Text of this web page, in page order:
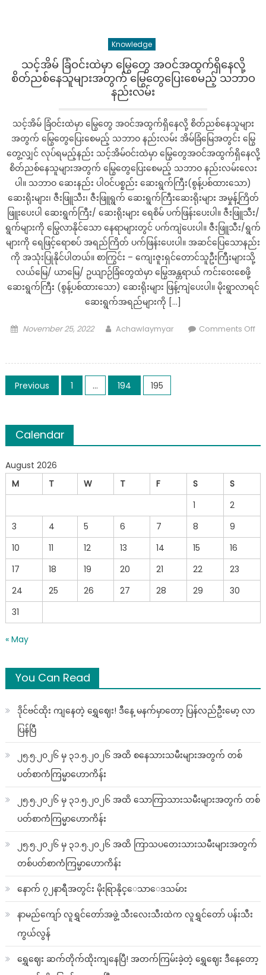
ယာ
က္
ရဲ႕
မ
ရွ
တ
မ္း
ေျ
ပာျ
ပ
ထား
တဲ့
ရ
င္
စ
ကား
မ်ား..
Knowledge
သင့်အိမ် ခြံဝင်းထဲမှာ မြွေတွေ အဝင်အထွက်ရှိနေလို့
စိတ်ညစ်နေသူများအတွက် မြွေတွေပြေးစေမည့် သဘာဝ
နည်းလမ်း
သင့်အိမ် ခြံဝင်းထဲမှာ မြွေတွေ အဝင်အထွက်ရှိနေလို့ စိတ်ညစ်နေသူများ
အတွက် မြွေတွေပြေးစေမည့် သဘာဝ နည်းလမ်း အိမ်ခြံမြေအတွင်း မြွေ
တွေ့လျှင် လုပ်ရမည့်နည်း သင့်အိမ်ဝင်းထဲမှာ မြွေတွေအဝင်အထွက်ရှိနေလို့
စိတ်ညစ်နေသူများအတွက် မြွေတွေပြေးစေမည့် သဘာဝ နည်းလမ်းလေး
ပါ။ သဘာဝ ဆေးနည်း ပါဝင်ပစ္စည်း ဆေးရွက်ကြီး(စွန့်ပစ်ထားသော)
ဆေးရိုးများ၊ ဇီးဖြူသီး၊ ဇီးဖြူရွက် ဆေးရွက်ကြီးဆေးရိုးများ အမှုန့်ကြိတ်
ဖြူးပေးပါ ဆေးရွက်ကြီး/ ဆေးရိုးများ ရေစိမ် ပက်ဖြန်းပေးပါ။ ဇီးဖြူသီး/
ရွက်များကို မြွေလာနိုင်သော နေရာများတွင် ပက်ကျဲပေးပါ။ ဇီးဖြူသီး/ရွက်
များကို ရေဖြင့်ရောစပ် အရည်ကြိတ် ပက်ဖြန်းပေးပါ။ အဆင်ပြေသောနည်း
ကို အသုံးပြုနိုင်ပါတယ်။ စာကြွင်း – ကျေးဇူးရှင်တောင်သူဦးကြီးများသို့
လယ်မြေ/ ယာမြေ/ ဥယျာဉ်ခြံတွေထဲမှာ မြွေအန္တရာယ် ကင်းဝေးစေဖို့
ဆေးရွက်ကြီး (စွန့်ပစ်ထားသော) ဆေးရိုးများ ဖြန့်ကျဲပေးပါ။ မိုးရွာလာရင်
ဆေးရွက်အရည်များကို […]
Posted
November 25, 2022 Author
Achawlaymyar
Comments Off
ခြံ
ဝင်း
နေ
စိတ်ညစ်
အတွက်
မြွေ
တွေ
ပြေး
Posts
Previous 1 … 194 195
Calendar
August 2026
M
T W T F S
S
1
2
3
4 5 6 7 8
9
10
11 12 13 14 15
16
17
18 19 20 21 22
23
24
25 26 27 28 29
30
31
« May
You Can Read
ဒိုင်ဗင်ထိုး ကျနေတဲ့ ရွှေဈေး! ဒီနေ့ မနက်မှာတော့ ပြန်လည်ဦးမော့ လာ
ပြန်ပြီ
၂၅.၅.၂၀၂၆ မှ ၃၁.၅.၂၀၂၆ အထိ စနေသားသမီးများအတွက် တစ်
ပတ်စာကံကြမ္မာဟောကိန်း
၂၅.၅.၂၀၂၆ မှ ၃၁.၅.၂၀၂၆ အထိ သောကြာသားသမီးများအတွက် တစ်
ပတ်စာကံကြမ္မာဟောကိန်း
၂၅.၅.၂၀၂၆ မှ ၃၁.၅.၂၀၂၆ အထိ ကြာသပတေးသားသမီးများအတွက်
တစ်ပတ်စာကံကြမ္မာဟောကိန်း
နောက် ၇၂နာရီအတွင်း မိုးရြာနိုင္ေသာေဒသမ်ား
နာမည်ကျော် လူရွှင်တော်အဖွဲ့ သီးလေးသီးထဲက လူရွှင်တော် ပန်းသီး
ကွယ်လွန်
ရွှေဈေး ဆက်တိုက်ထိုးကျနေပြီ! အတက်ကြမ်းခဲ့တဲ့ ရွှေဈေး ဒီနေ့တော့